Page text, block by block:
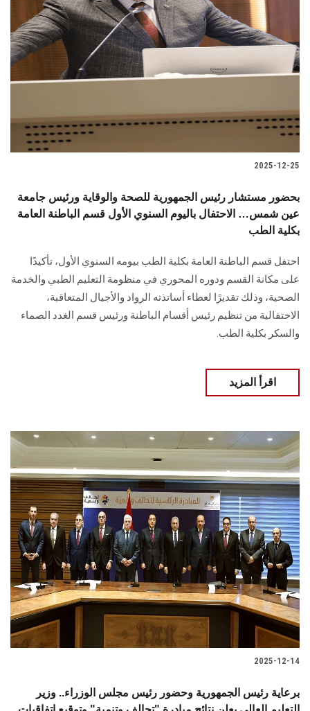
2025-12-25
بحضور مستشار رئيس الجمهورية للصحة والوقاية ورئيس جامعة
عين شمس… الاحتفال باليوم السنوي الأول قسم الباطنة العامة
بكلية الطب
احتفل قسم الباطنة العامة بكلية الطب بيومه السنوي الأول، تأكيدًا
على مكانة القسم ودوره المحوري في منظومة التعليم الطبي والخدمة
الصحية، وذلك تقديرًا لعطاء أساتذته الرواد والأجيال المتعاقبة،
الاحتفالية من تنظيم رئيس أقسام الباطنة ورئيس قسم الغدد الصماء
والسكر بكلية الطب.
اقرأ المزيد
2025-12-14
برعاية رئيس الجمهورية وحضور رئيس مجلس الوزراء.. وزير